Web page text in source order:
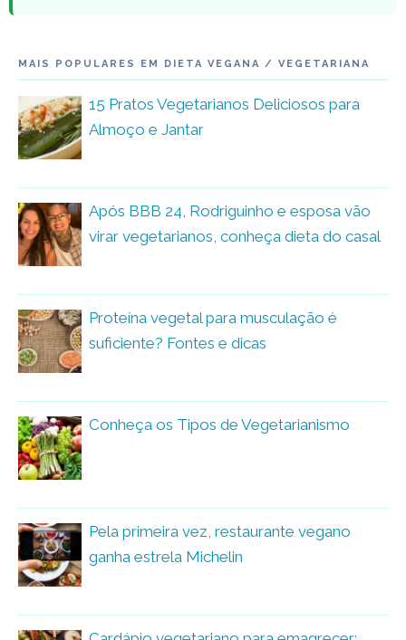
MAIS POPULARES EM DIETA VEGANA / VEGETARIANA
15 Pratos Vegetarianos Deliciosos para
Almoço e Jantar
Após BBB 24, Rodriguinho e esposa vão
virar vegetarianos, conheça dieta do casal
Proteína vegetal para musculação é
suficiente? Fontes e dicas
Conheça os Tipos de Vegetarianismo
Pela primeira vez, restaurante vegano
ganha estrela Michelin